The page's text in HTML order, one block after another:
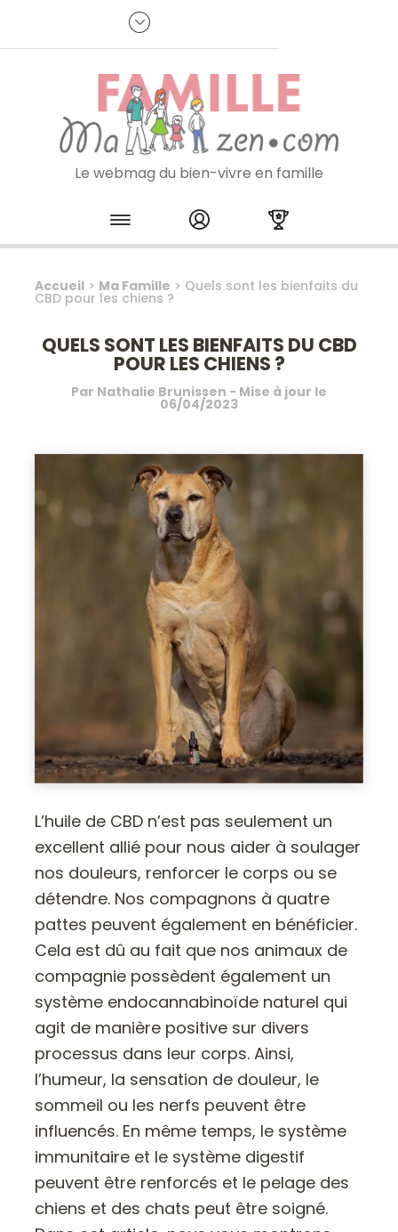
Je m'inscris à la newsletter
Le webmag du bien-vivre en famille
Skip to content
Accueil > Ma Famille > Quels sont les bienfaits du
CBD pour les chiens ?
QUELS SONT LES BIENFAITS DU CBD
POUR LES CHIENS ?
Par Nathalie Brunissen - Mise à jour le
06/04/2023
L’huile de CBD n’est pas seulement un
excellent allié pour nous aider à soulager
nos douleurs, renforcer le corps ou se
détendre. Nos compagnons à quatre
pattes peuvent également en bénéficier.
Cela est dû au fait que nos animaux de
compagnie possèdent également un
système endocannabinoïde naturel qui
agit de manière positive sur divers
processus dans leur corps. Ainsi,
l’humeur, la sensation de douleur, le
sommeil ou les nerfs peuvent être
influencés. En même temps, le système
immunitaire et le système digestif
peuvent être renforcés et le pelage des
chiens et des chats peut être soigné.
Panneau de gestion des cookies